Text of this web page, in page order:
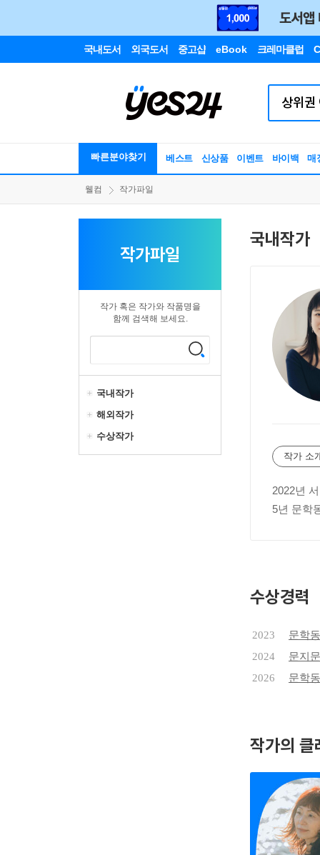
국내도서 외국도서 중고샵 eBook 크레마클럽
빠른분야찾기 베스트 신상품 이벤트 바이백 매
웰컴 작가파일
작가파일
작가 혹은 작가와 작품명을
함께 검색해 보세요.
국내작가
해외작가
수상작가
국내작가
작가 소
2022년
5년 문학
수상경력
2023
문학
2024
문지
2026
문학
작가의